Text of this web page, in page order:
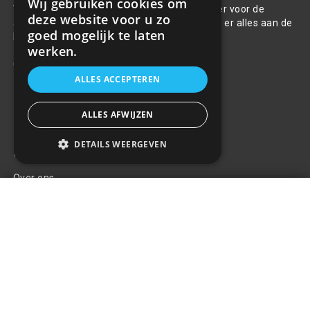
Welkom bij R&R Parts Automotive, uw partner voor de
aanschaf van alle auto accessoires. Wij doen er alles aan de
beste selectie, service & prijs te bieden.
Contact
Klantenservice
Over ons
Wij gebruiken cookies om
deze website voor u zo
goed mogelijk te laten
werken.
ALLES ACCEPTEREN
ALLES AFWIJZEN
DETAILS WEERGEVEN